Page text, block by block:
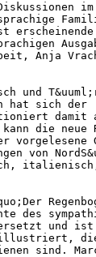
im
Anja
und
hat sich der
damit
die neue
vorgelesene
von
des
und
illustriert,
sind.